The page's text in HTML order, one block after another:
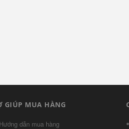
GIÚP MUA HÀNG
Hướng dẫn mua hàng